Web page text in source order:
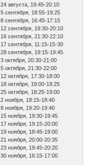
24 августа, 19:45-20:10
5 сентября, 18:55-19:25
8 сентября, 16:45-17:15
12 сентября, 19:30-20:10
16 сентября, 21:30-22:10
17 сентября, 11:15-15-30
28 сентября, 19:15-19:45
3 октября, 20:30-21:00
5 октября, 21:30-22:00
12 октября, 17:30-18:00
18 октября, 19:00-19:25
25 октября, 18:25-19:00
2 ноября, 18:15-18:40
8 ноября, 19:20-19:40
15 ноября, 19:30-19:45
17 ноября, 19:15-20:00
19 ноября, 18:45-19:00
21 ноября, 20:00-20:35
23 ноября, 19:45-20:20
30 ноября, 16:15-17:00